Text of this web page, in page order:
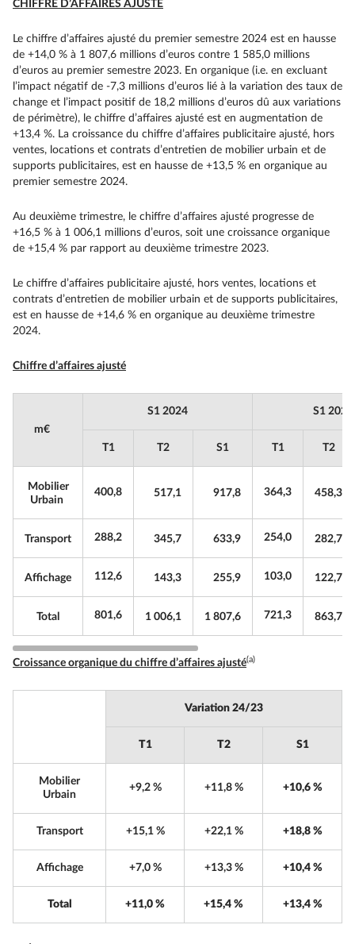
CHIFFRE D’AFFAIRES AJUSTÉ
Le chiffre d’affaires ajusté du premier semestre 2024 est en hausse
de +14,0 % à 1 807,6 millions d’euros contre 1 585,0 millions
d’euros au premier semestre 2023. En organique (i.e. en excluant
l’impact négatif de -7,3 millions d’euros lié à la variation des taux de
change et l’impact positif de 18,2 millions d’euros dû aux variations
de périmètre), le chiffre d’affaires ajusté est en augmentation de
+13,4 %. La croissance du chiffre d’affaires publicitaire ajusté, hors
ventes, locations et contrats d’entretien de mobilier urbain et de
supports publicitaires, est en hausse de +13,5 % en organique au
premier semestre 2024.
Au deuxième trimestre, le chiffre d’affaires ajusté progresse de
+16,5 % à 1 006,1 millions d’euros, soit une croissance organique
de +15,4 % par rapport au deuxième trimestre 2023.
Le chiffre d’affaires publicitaire ajusté, hors ventes, locations et
contrats d’entretien de mobilier urbain et de supports publicitaires,
est en hausse de +14,6 % en organique au deuxième trimestre
2024.
Chiffre d’affaires ajusté
m€
S1 2024 S1 2023
T1 T2 S1 T1 T2
Mobilier
Urbain
400,8 517,1 917,8 364,3 458,3
Transport 288,2 345,7 633,9 254,0 282,7
Affichage 112,6 143,3 255,9 103,0 122,7
Total 801,6 1 006,1 1 807,6 721,3 863,7
Croissance organique du chiffre d’affaires ajusté(a)
Variation 24/23
T1 T2 S1
Mobilier
Urbain
+9,2 % +11,8 % +10,6 %
Transport +15,1 % +22,1 % +18,8 %
Affichage +7,0 % +13,3 % +10,4 %
Total +11,0 % +15,4 % +13,4 %